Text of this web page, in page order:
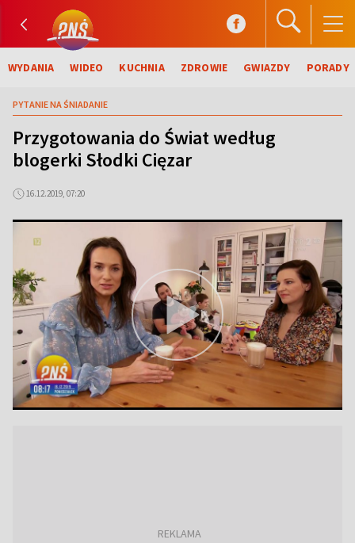
WYDANIA WIDEO KUCHNIA ZDROWIE GWIAZDY PORADY
PYTANIE NA ŚNIADANIE
Przygotowania do Świat według
blogerki Słodki Cięzar
16.12.2019, 07:20